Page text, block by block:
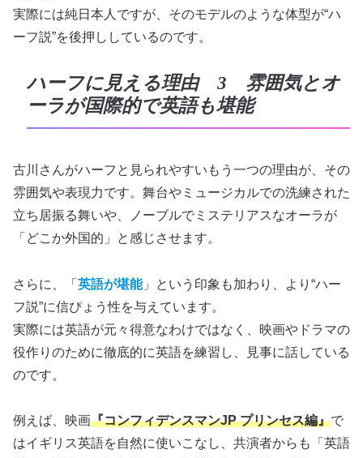
実際には純日本人ですが、そのモデルのような体型が“ハ
ーフ説”を後押ししているのです。
ハーフに見える理由 3 雰囲気とオ
ーラが国際的で英語も堪能
古川さんがハーフと見られやすいもう一つの理由が、その
雰囲気や表現力です。舞台やミュージカルでの洗練された
立ち居振る舞いや、ノーブルでミステリアスなオーラが
「どこか外国的」と感じさせます。
さらに、「 英語が堪能」という印象も加わり、より“ハー
フ説”に信ぴょう性を与えています。
実際には英語が元々得意なわけではなく、映画やドラマの
役作りのために徹底的に英語を練習し、見事に話している
のです。
例えば、映画『コンフィデンスマンJP プリンセス編』で
はイギリス英語を自然に使いこなし、共演者からも「英語